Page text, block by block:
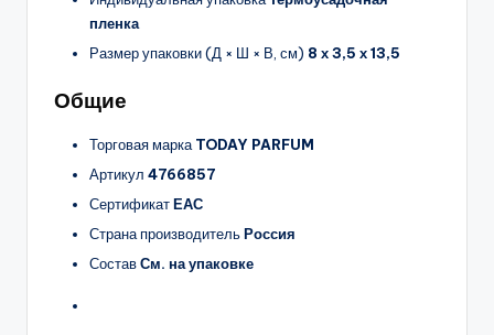
пленка
Размер упаковки (Д × Ш × В, см) 8 х 3,5 х 13,5
Общие
Торговая марка TODAY PARFUM
Артикул 4766857
СертификатЕАС
Страна производительРоссия
СоставСм. на упаковке